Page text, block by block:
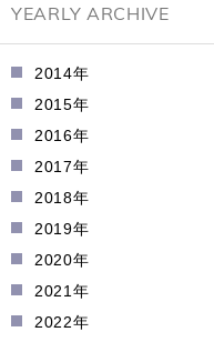
YEARLY ARCHIVE
2014年
2015年
2016年
2017年
2018年
2019年
2020年
2021年
2022年